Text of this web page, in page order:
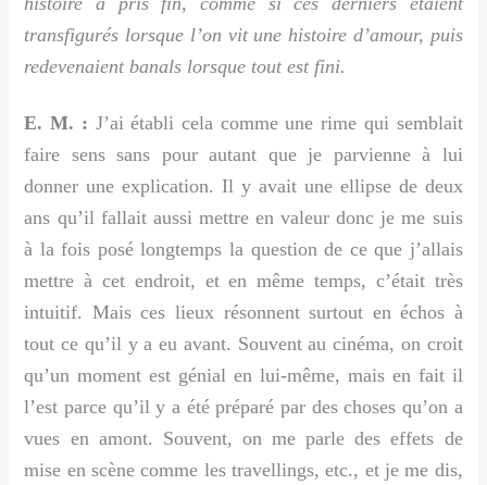
transfigurés lorsque l’on vit une histoire d’amour, puis
redevenaient banals lorsque tout est fini.
E. M. : J’ai établi cela comme une rime qui semblait
faire sens sans pour autant que je parvienne à lui
donner une explication. Il y avait une ellipse de deux
ans qu’il fallait aussi mettre en valeur donc je me suis
à la fois posé longtemps la question de ce que j’allais
mettre à cet endroit, et en même temps, c’était très
intuitif. Mais ces lieux résonnent surtout en échos à
tout ce qu’il y a eu avant. Souvent au cinéma, on croit
qu’un moment est génial en lui-même, mais en fait il
l’est parce qu’il y a été préparé par des choses qu’on a
vues en amont. Souvent, on me parle des effets de
mise en scène comme les travellings, etc., et je me dis,